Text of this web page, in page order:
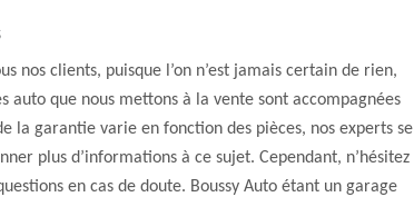
nos clients, puisque l’on n’est jamais certain de rien,
auto que nous mettons à la vente sont accompagnées
la garantie varie en fonction des pièces, nos experts se
plus d’informations à ce sujet. Cependant, n’hésitez
en cas de doute. Boussy Auto étant un garage